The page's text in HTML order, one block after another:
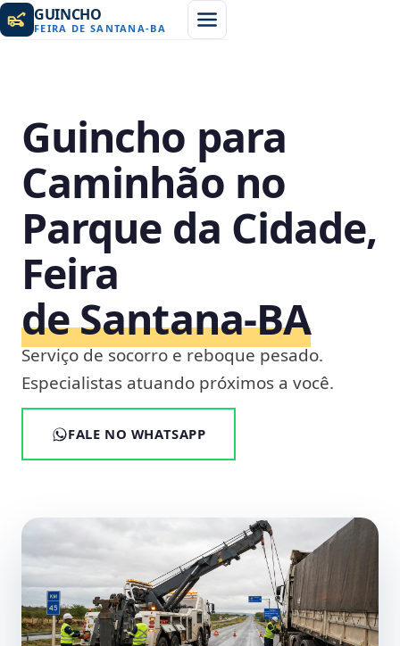
GUINCHO
FEIRA DE SANTANA-BA
Guincho para
Caminhão no
Parque da Cidade,
Feira
de Santana‑BA
Serviço de socorro e reboque pesado.
Especialistas atuando próximos a você.
FALE NO WHATSAPP